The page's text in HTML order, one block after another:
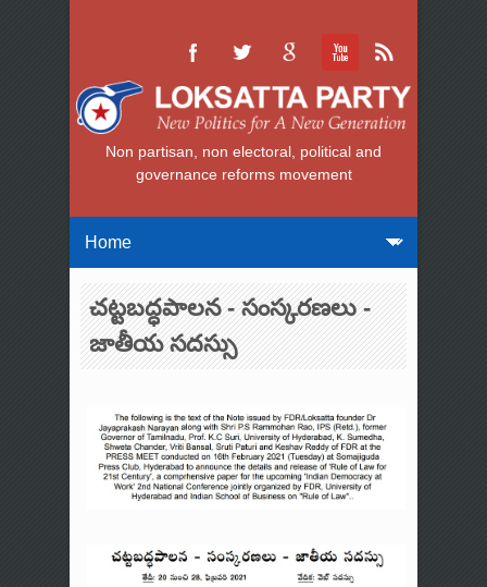
Non partisan, non electoral, political and
governance reforms movement
చట్టబద్ధపాలన - సంస్కరణలు -
జాతీయ సదస్సు